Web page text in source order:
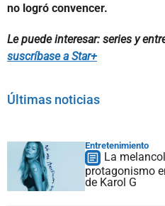
no logró convencer.
Le puede interesar: series y
suscríbase a Star+
Últimas noticias
Entretenimiento
La
protagonismo
de Karol G